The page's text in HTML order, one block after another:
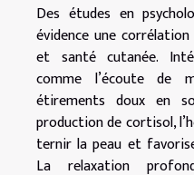
Des études en
évidence une
et santé cutanée.
comme l’écoute de
étirements doux en
production de cortisol,
ternir la peau et
La relaxation